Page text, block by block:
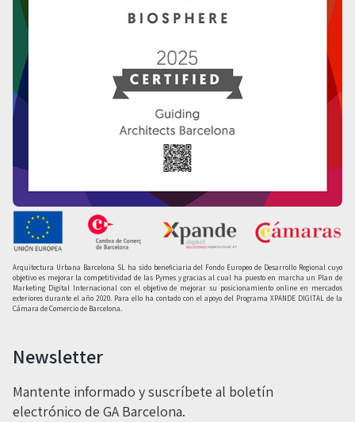
Arquitectura Urbana Barcelona SL ha sido beneficiaria del Fondo Europeo de Desarrollo Regional cuyo
objetivo es mejorar la competitividad de las Pymes y gracias al cual ha puesto en marcha un Plan de
Marketing Digital Internacional con el objetivo de mejorar su posicionamiento online en mercados
exteriores durante el año 2020. Para ello ha contado con el apoyo del Programa XPANDE DIGITAL de la
Cámara de Comercio de Barcelona.
Newsletter
Mantente informado y suscríbete al boletín
electrónico de GA Barcelona.